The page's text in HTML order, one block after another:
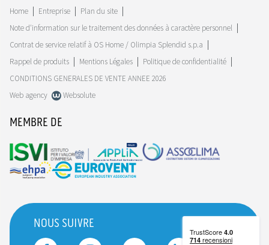
Home
Entreprise
Plan du site
Note d'information sur le traitement des données à caractère personnel
Contrat de service relatif à OS Home / Olimpia Splendid s.p.a
Rappel de produits
Mentions Légales
Politique de confidentialité
CONDITIONS GENERALES DE VENTE ANNEE 2026
Web agency
Websolute
MEMBRE DE
NOUS SUIVRE